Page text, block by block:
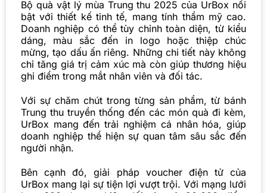
Bộ quà vật lý mùa Trung thu 2025 của UrBox nổi
bật với thiết kế tinh tế, mang tính thẩm mỹ cao.
Doanh nghiệp có thể tùy chỉnh toàn diện, từ kiểu
dáng, màu sắc đến in logo hoặc thiệp chúc
mừng, tạo dấu ấn riêng. Những chi tiết này không
chỉ tăng giá trị cảm xúc mà còn giúp thương hiệu
ghi điểm trong mắt nhân viên và đối tác.
Với sự chăm chút trong từng sản phẩm, từ bánh
Trung thu truyền thống đến các món quà đi kèm,
UrBox mang đến trải nghiệm cá nhân hóa, giúp
doanh nghiệp thể hiện sự quan tâm sâu sắc đến
người nhận.
Bên cạnh đó, giải pháp voucher điện tử của
UrBox mang lại sự tiện lợi vượt trội. Với mạng lưới